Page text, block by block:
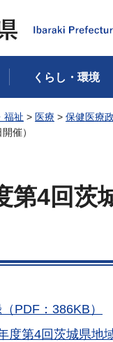
くらし・環境
福祉 > 医療 > 保健医療
催）
第4回茨
PDF：386KB）
度第4回茨城県地